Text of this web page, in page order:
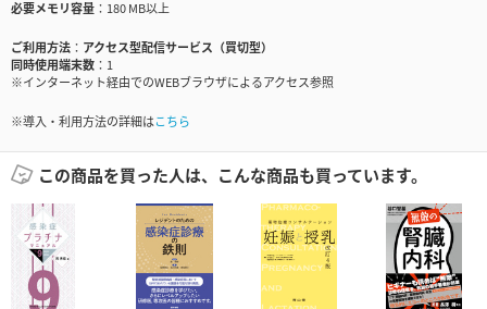
必要メモリ容量
180 MB以上
ご利用方法
アクセス型配信サービス（買切型）
同時使用端末数
1
※インターネット経由でのWEBブラウザによるアクセス参照
※導入・利用方法の詳細はこちら
この商品を買った人は、こんな商品も買っています。